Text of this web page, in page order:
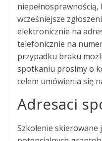
wcześniejsze
elektronicznie na
telefonicznie na
przypadku braku
spotkaniu prosimy o
celem umówienia się
Adresaci
Szkolenie skierowane